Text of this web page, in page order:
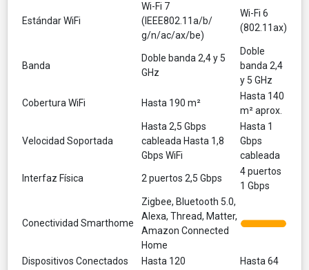
Estándar WiFi
Wi-Fi 7
(IEEE802.11a/b/
g/n/ac/ax/be)
Wi-Fi 6
(802.11ax)
Banda
Doble banda 2,4 y 5
GHz
Doble
banda 2,4
y 5 GHz
Cobertura WiFi Hasta 190 m²
Hasta 140
m² aprox.
Velocidad Soportada
Hasta 2,5 Gbps
cableada Hasta 1,8
Gbps WiFi
Hasta 1
Gbps
cableada
Interfaz Física 2 puertos 2,5 Gbps
4 puertos
1 Gbps
Conectividad Smarthome
Zigbee, Bluetooth 5.0,
Alexa, Thread, Matter,
Amazon Connected
Home
Dispositivos Conectados
Hasta 120 Hasta 64